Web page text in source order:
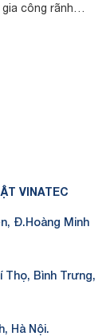
công rãnh
VINATEC
Đ.Hoàng Minh
Thọ, Bình Trưng,
Hà Nội.